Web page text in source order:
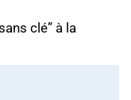
clé” à la